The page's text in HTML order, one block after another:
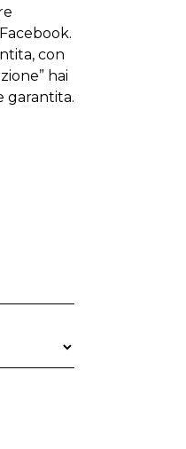
con
hai
garantita.